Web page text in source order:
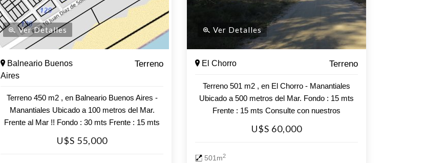
Ver Detalles
Balneario Buenos
Aires
Terreno
Terreno 450 m2 , en Balneario Buenos Aires -
Manantiales Ubicado a 100 metros del Mar.
Frente al Mar !! Fondo : 30 mts Frente : 15 mts
Consulte con nuestros asesores.
U$S 55,000
Ver Detalles
El Chorro Terreno
Terreno 501 m2 , en El Chorro - Manantiales
Ubicado a 500 metros del Mar. Fondo : 15 mts
Frente : 15 mts Consulte con nuestros
asesores.
U$S 60,000
501m2